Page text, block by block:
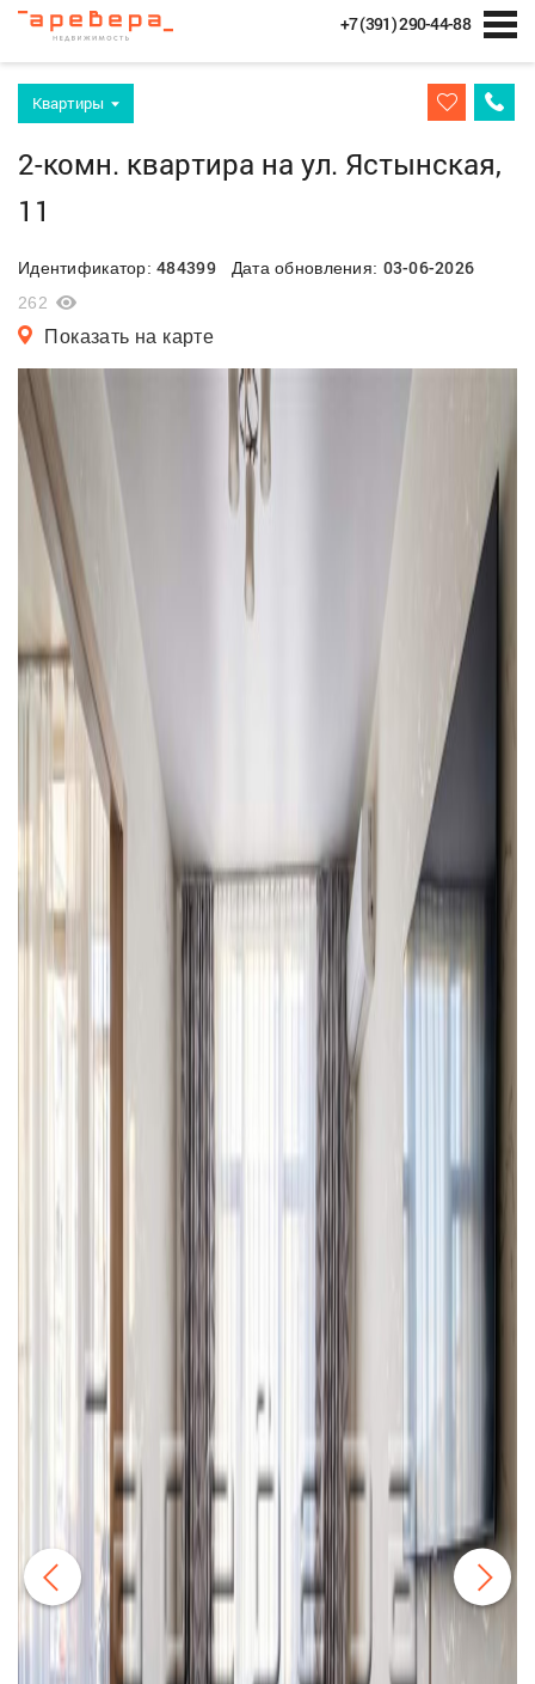
+7 (391) 290-44-88
Квартиры
2-комн. квартира на ул. Ястынская,
11
Идентификатор:484399Дата обновления: 03-06-2026
262
Показать на карте